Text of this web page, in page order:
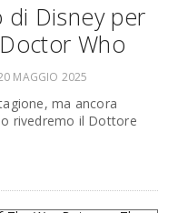
di Disney per
Who
MAGGIO 2025
ma ancora
rivedremo il Dottore